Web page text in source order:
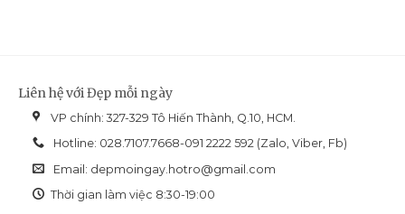
Liên hệ với Đẹp mỗi ngày
VP chính: 327-329 Tô Hiến Thành, Q.10, HCM.
Hotline: 028.7107.7668-091 2222 592 (Zalo, Viber, Fb)
Email: depmoingay.hotro@gmail.com
Thời gian làm việc 8:30-19:00